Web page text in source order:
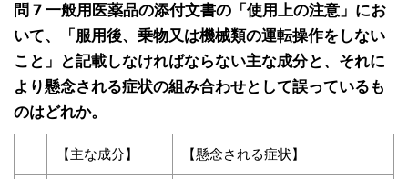
問 7 一般用医薬品の添付文書の「使用上の注意」にお
いて、「服用後、乗物又は機械類の運転操作をしない
こと」と記載しなければならない主な成分と、それに
より懸念される症状の組み合わせとして誤っているも
のはどれか。
【主な成分】 【懸念される症状】